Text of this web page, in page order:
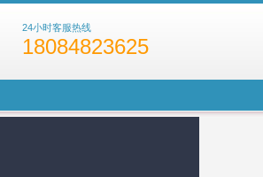
24小时客服热线
18084823625